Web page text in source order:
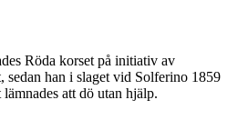
Röda korset på initiativ av
sedan han i slaget vid Solferino 1859
att dö utan hjälp.